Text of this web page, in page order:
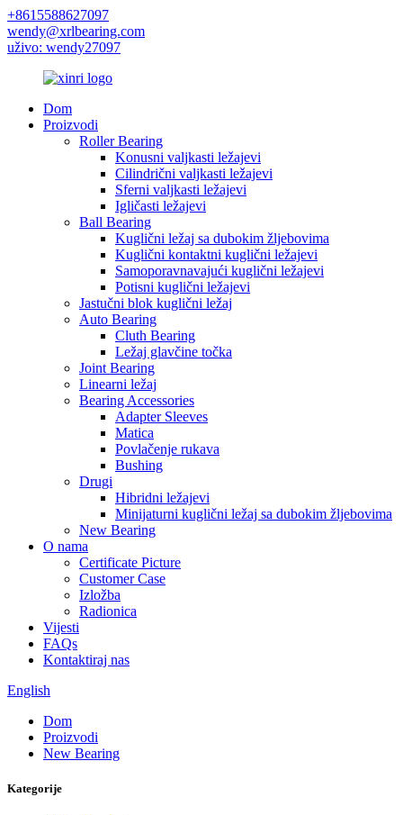
+8615588627097
wendy@xrlbearing.com
uživo: wendy27097
Dom
Proizvodi
Roller Bearing
Konusni valjkasti ležajevi
Cilindrični valjkasti ležajevi
Sferni valjkasti ležajevi
Igličasti ležajevi
Ball Bearing
Kuglični ležaj sa dubokim žljebovima
Kuglični kontaktni kuglični ležajevi
Samoporavnavajući kuglični ležajevi
Potisni kuglični ležajevi
Jastučni blok kuglični ležaj
Auto Bearing
Cluth Bearing
Ležaj glavčine točka
Joint Bearing
Linearni ležaj
Bearing Accessories
Adapter Sleeves
Matica
Povlačenje rukava
Bushing
Drugi
Hibridni ležajevi
Minijaturni kuglični ležaj sa dubokim žljebovima
New Bearing
O nama
Certificate Picture
Customer Case
Izložba
Radionica
Vijesti
FAQs
Kontaktiraj nas
English
Dom
Proizvodi
New Bearing
Kategorije